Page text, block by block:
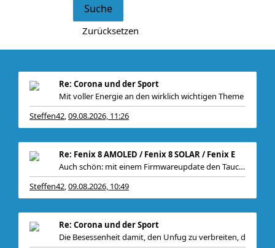
Re: Corona und der Sport
Mit voller Energie an den wirklich wichtigen Theme
Steffen42,09.08.2026, 11:26
Re: Fenix 8 AMOLED / Fenix 8 SOLAR / Fenix E
Auch schön: mit einem Firmwareupdate den Tauchsens
Steffen42,09.08.2026, 10:49
Re: Corona und der Sport
Die Besessenheit damit, den Unfug zu verbreiten, d